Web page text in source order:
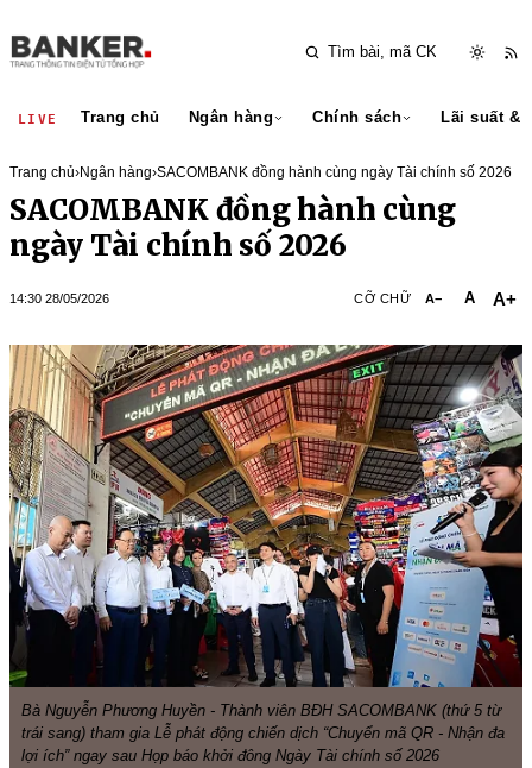
LIVE Trang chủ Ngân hàng Chính sách Lãi suất &
Trang chủ›Ngân hàng›SACOMBANK đồng hành cùng ngày Tài chính số 2026
SACOMBANK đồng hành cùng
ngày Tài chính số 2026
14:30 28/05/2026 CỠ CHỮ A− A A+
Bà Nguyễn Phương Huyền - Thành viên BĐH SACOMBANK (thứ 5 từ
trái sang) tham gia Lễ phát động chiến dịch “Chuyển mã QR - Nhận đa
lợi ích” ngay sau Họp báo khởi đông Ngày Tài chính số 2026